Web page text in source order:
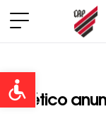
Open toolbar
Atlético